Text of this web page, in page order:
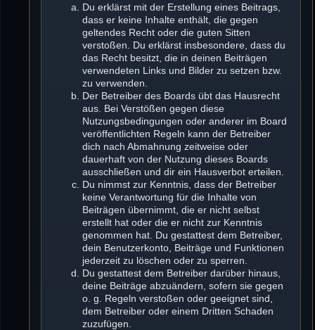
Du erklärst mit der Erstellung eines Beitrags,
dass er keine Inhalte enthält, die gegen
geltendes Recht oder die guten Sitten
verstoßen. Du erklärst insbesondere, dass du
das Recht besitzt, die in deinen Beiträgen
verwendeten Links und Bilder zu setzen bzw.
zu verwenden.
Der Betreiber des Boards übt das Hausrecht
aus. Bei Verstößen gegen diese
Nutzungsbedingungen oder anderer im Board
veröffentlichten Regeln kann der Betreiber
dich nach Abmahnung zeitweise oder
dauerhaft von der Nutzung dieses Boards
ausschließen und dir ein Hausverbot erteilen.
Du nimmst zur Kenntnis, dass der Betreiber
keine Verantwortung für die Inhalte von
Beiträgen übernimmt, die er nicht selbst
erstellt hat oder die er nicht zur Kenntnis
genommen hat. Du gestattest dem Betreiber,
dein Benutzerkonto, Beiträge und Funktionen
jederzeit zu löschen oder zu sperren.
Du gestattest dem Betreiber darüber hinaus,
deine Beiträge abzuändern, sofern sie gegen
o. g. Regeln verstoßen oder geeignet sind,
dem Betreiber oder einem Dritten Schaden
zuzufügen.